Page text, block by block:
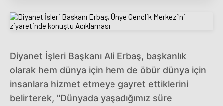
Diyanet İşleri Başkanı Ali Erbaş, başkanlık
olarak hem dünya için hem de öbür dünya için
insanlara hizmet etmeye gayret ettiklerini
belirterek, "Dünyada yaşadığımız süre